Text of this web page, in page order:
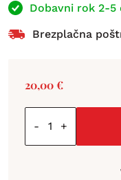
Dobavni rok 2-5
Brezplačna
20,00€
- +